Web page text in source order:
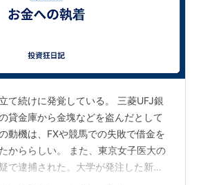
て続けに発覚している。 三菱UFJ銀
貸金庫から金塊などを盗んだとして
動機は、FXや競馬での失敗で借金を
かららしい。 また、東京女子医大の
で逮捕された。大学が発注した新校